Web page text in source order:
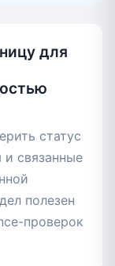
для
статус
и связанные
полезен
проверок